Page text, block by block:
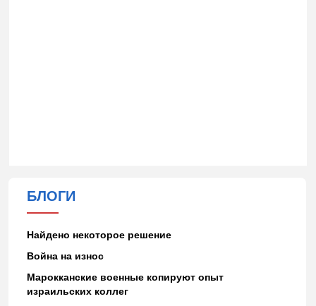
БЛОГИ
Найдено некоторое решение
Война на износ
Марокканские военные копируют опыт
израильских коллег